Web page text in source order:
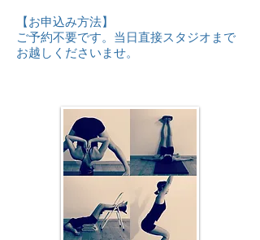
【お申込み方法】
ご予約不要です。当日直接スタジオまで
お越しくださいませ。